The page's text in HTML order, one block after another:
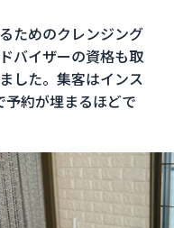
ためのクレンジング
バイザーの資格も取
した。集客はインス
約が埋まるほどで